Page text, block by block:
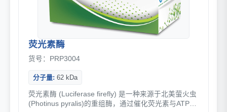
荧光素酶
货号：PRP3004
分子量: 62 kDa
荧光素酶 (Luciferase firefly) 是一种来源于北美萤火虫
(Photinus pyralis)的重组酶，通过催化荧光素与ATP的